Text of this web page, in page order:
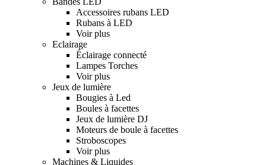
Accessoires rubans LED
Rubans à LED
Voir plus
Eclairage
Éclairage connecté
Lampes Torches
Voir plus
Jeux de lumière
Bougies à Led
Boules à facettes
Jeux de lumière DJ
Moteurs de boule à facettes
Stroboscopes
Voir plus
Machines & Liquides